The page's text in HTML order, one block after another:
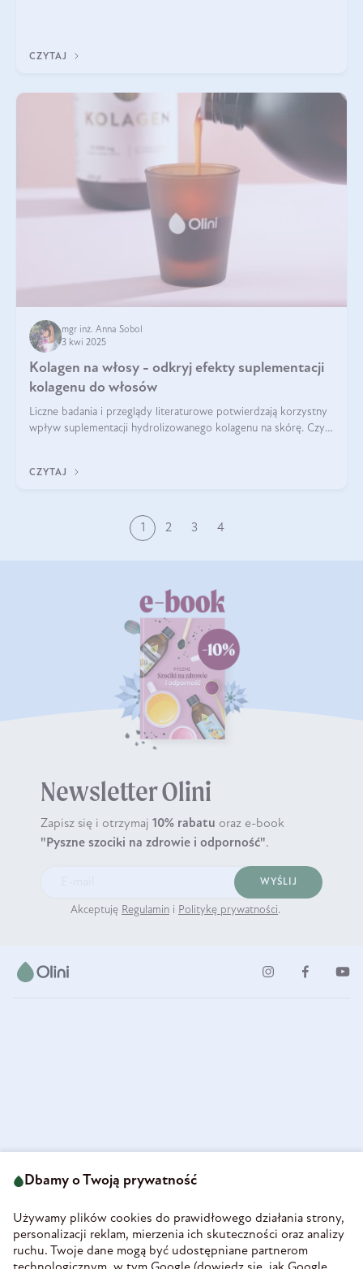
CZYTAJ
mgr inż. Anna Sobol
3 kwi 2025
Kolagen na włosy - odkryj efekty suplementacji
kolagenu do włosów
Liczne badania i przeglądy literaturowe potwierdzają korzystny
wpływ suplementacji hydrolizowanego kolagenu na skórę. Czy
CZYTAJ
1 2 3 4
Newsletter Olini
Zapisz się i otrzymaj 10% rabatu oraz e-book
"Pyszne szociki na zdrowie i odporność".
WYŚLIJ
Akceptuję Regulamin i Politykę prywatności.
58-160 Świebodzice
REGON 890213034
INFORMACJE
Dbamy o Twoją prywatność
Używamy plików cookies do prawidłowego działania strony,
personalizacji reklam, mierzenia ich skuteczności oraz analizy
ruchu. Twoje dane mogą być udostępniane partnerom